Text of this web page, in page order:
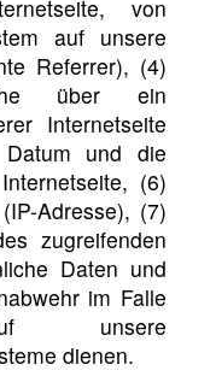
von
auf unsere
Referrer), (4)
über ein
Internetseite
und die
(6)
Adresse), (7)
zugreifenden
Daten und
im Falle
unsere
dienen.